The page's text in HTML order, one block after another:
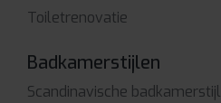
Toiletrenovatie
Badkamerstijlen
Scandinavische badkamerstijl